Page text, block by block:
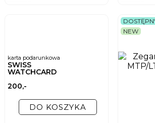
karta podarunkowa
SWISS
WATCHCARD
200,-
DO KOSZYKA
NEW